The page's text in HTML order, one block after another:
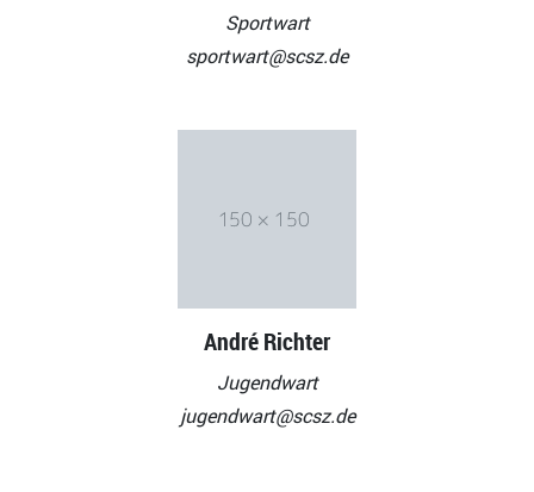
Sportwart
sportwart@scsz.de
André Richter
Jugendwart
jugendwart@scsz.de